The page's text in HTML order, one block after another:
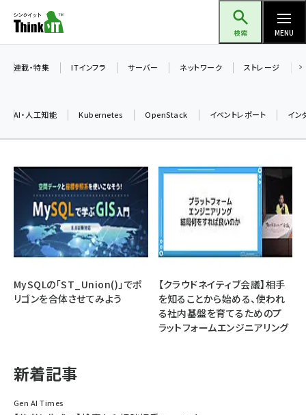
ン
ツ
検索 MENU
加藤銘のチーム貢献～仲間と築いた勝利の絆～ (2329)
iot女子会 (2295)
北海道をのんびり旅する晴山佳須夫のヒント集！ (2050)
drupal (1966)
genai (1494)
abc123 (1371)
連載・特集 ITインフラ サーバー ネットワーク ストレージ
AI・人工知能 Kubernetes OpenStack イベントレポート イン
MySQLの「ST_Union()」でポ
リゴンを合体させてみよう
【クラウドネイティブ会議】相手
を知ることから始める、使われ
る社内基盤を育てるためのプ
ラットフォームエンジニアリング
新着記事
Gen AI Times